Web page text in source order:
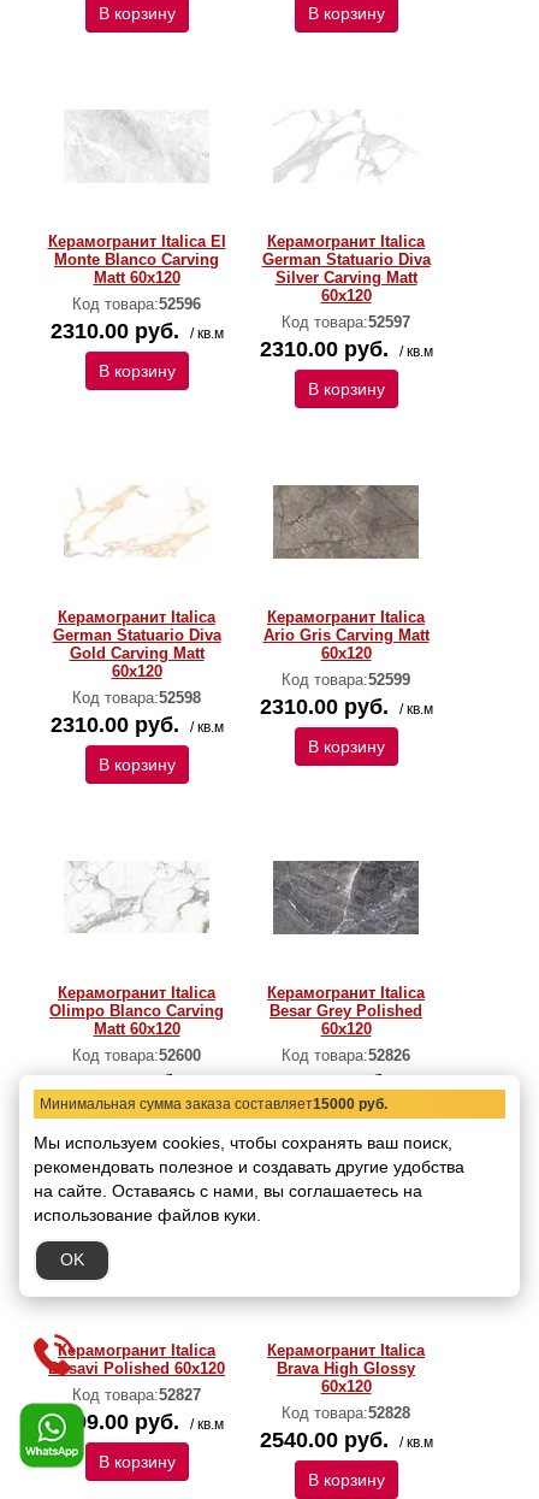
В корзину В корзину
Керамогранит Italica El
Monte Blanco Carving
Matt 60x120
Код товара:52596
2310.00 руб. / кв.м
В корзину
Керамогранит Italica
German Statuario Diva
Silver Carving Matt
60x120
Код товара:52597
2310.00 руб. / кв.м
В корзину
Керамогранит Italica
German Statuario Diva
Gold Carving Matt
60x120
Код товара:52598
2310.00 руб. / кв.м
В корзину
Керамогранит Italica
Ario Gris Carving Matt
60x120
Код товара:52599
2310.00 руб. / кв.м
В корзину
Керамогранит Italica
Olimpo Blanco Carving
Matt 60x120
Код товара:52600
2310.00 руб.
В корзину
Керамогранит Italica
Besar Grey Polished
60х120
Код товара:52826
2399.00 руб.
В корзину
Керамогранит Italica
Bosavi Polished 60х120
Код товара:52827
2399.00 руб. / кв.м
В корзину
Керамогранит Italica
Brava High Glossy
60х120
Код товара:52828
2540.00 руб. / кв.м
В корзину
Минимальная сумма заказа составляет15000 руб.
Мы используем cookies, чтобы сохранять ваш поиск,
рекомендовать полезное и создавать другие удобства
на сайте. Оставаясь с нами, вы соглашаетесь на
использование файлов куки.
OK